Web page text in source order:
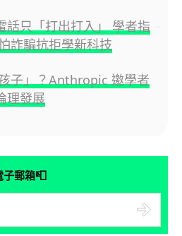
話只「打出打入」 學者指
詐騙抗拒學新科技
子」？Anthropic 邀學者
理發展
子郵箱📮